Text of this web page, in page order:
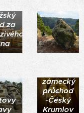
za
zámecký
průchod
-Český
Krumlov